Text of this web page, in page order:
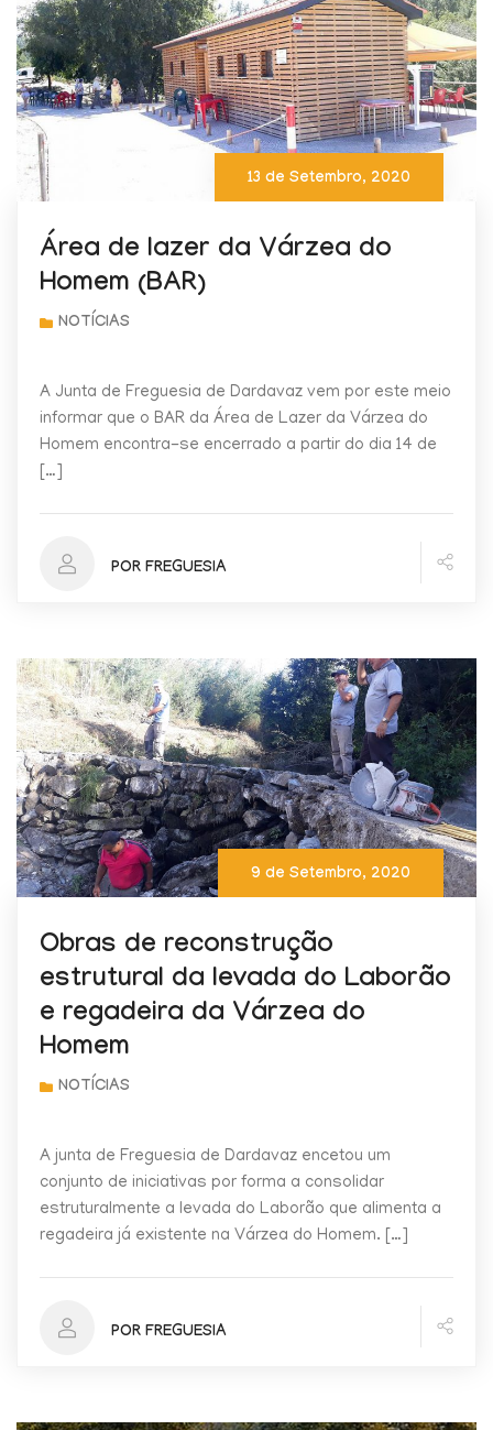
13 de Setembro, 2020
Área de lazer da Várzea do
Homem (BAR)
A Junta de Freguesia de Dardavaz vem por este meio
informar que o BAR da Área de Lazer da Várzea do
Homem encontra-se encerrado a partir do dia 14 de
[…]
POR FREGUESIA
9 de Setembro, 2020
Obras de reconstrução
estrutural da levada do Laborão
e regadeira da Várzea do
Homem
A junta de Freguesia de Dardavaz encetou um
conjunto de iniciativas por forma a consolidar
estruturalmente a levada do Laborão que alimenta a
regadeira já existente na Várzea do Homem. […]
POR FREGUESIA